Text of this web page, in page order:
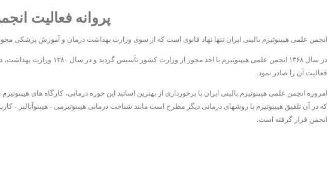
پروانه فعالیت
انجمن علمی هیپنوتیزم بالینی ایران تنها نهاد قانوی است که از سوی وزارت بهداشت درمان و آموزش پزشکی
در سال ۱۳۶۸ انجمن علمی
فعالیت آن را صادر نمود.
امروزه انجمن علمی هیپنوتیزم بالینی ایران با برخورداری از بهترین اساتید این حوزه درمانی، کارگاه های
که در آن تلفیق هیپنوتیزم با روشهای درمانی دیگر مطرح است مانند شناخت درمانی هیپنوتیزمی - هیپنوآنالیز -
انجمن قرار گرفته است.